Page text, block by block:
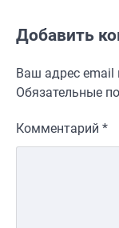
Добавить
Ваш адрес email
Обязательные
Комментарий *